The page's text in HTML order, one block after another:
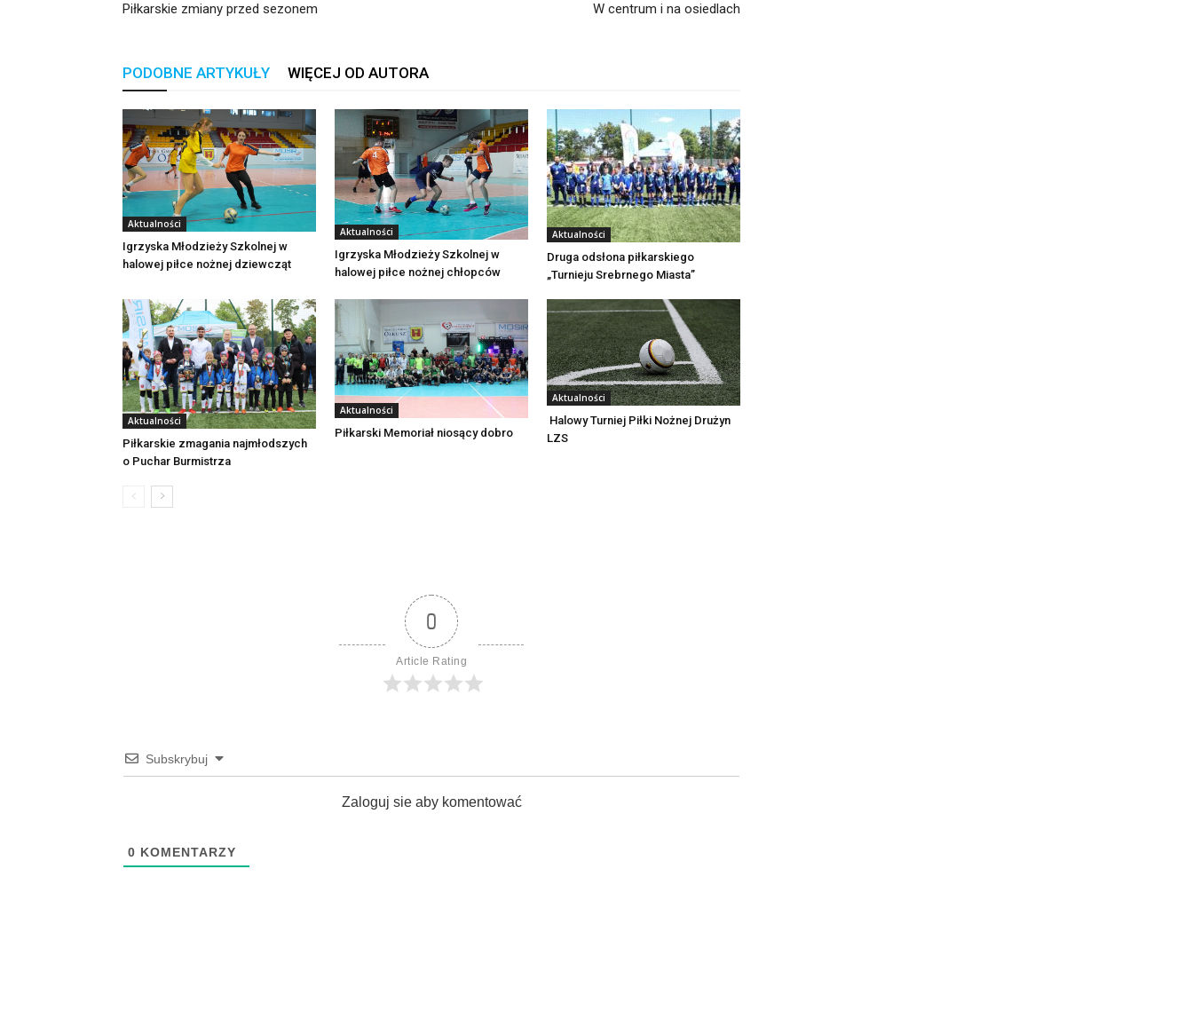
Piłkarskie zmiany przed sezonem W centrum i na osiedlach
PODOBNE ARTYKUŁY WIĘCEJ OD AUTORA
Aktualności
Igrzyska Młodzieży Szkolnej w
halowej piłce nożnej dziewcząt
Aktualności
Igrzyska Młodzieży Szkolnej w
halowej piłce nożnej chłopców
Aktualności
Druga odsłona piłkarskiego
„Turnieju Srebrnego Miasta”
Aktualności
Piłkarskie zmagania najmłodszych
o Puchar Burmistrza
Aktualności
Piłkarski Memoriał niosący dobro
Aktualności
Halowy Turniej Piłki Nożnej Drużyn
LZS
0
Article Rating
Subskrybuj
Zaloguj sie aby komentować
0 KOMENTARZY